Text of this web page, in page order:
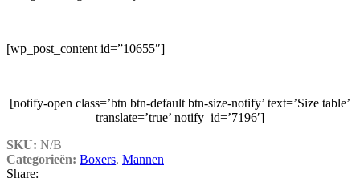
[wp_post_content id=”10655″]
[notify-open class=’btn btn-default btn-size-notify’ text=’Size table’
translate=’true’ notify_id=’7196′]
SKU: N/B
Categorieën: Boxers, Mannen
Share: